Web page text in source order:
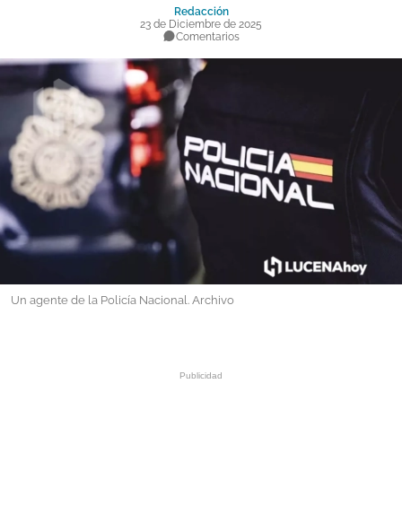
SALUD
OBRAS
NECROLÓGICAS
GALERÍAS
Redacción
23 de Diciembre de 2025
Comentarios
Un agente de la Policía Nacional. Archivo